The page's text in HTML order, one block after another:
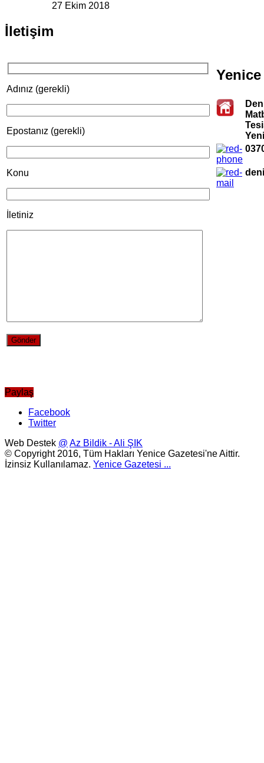
27 Ekim 2018
İletişim
Adınız (gerekli)
Epostanız (gerekli)
Konu
İletiniz
Paylaş
Facebook
Twitter
Web Destek @ Az Bildik - Ali ŞIK
© Copyright 2016, Tüm Hakları Yenice Gazetesi'ne Aittir.
İzinsiz Kullanılamaz. Yenice Gazetesi ...